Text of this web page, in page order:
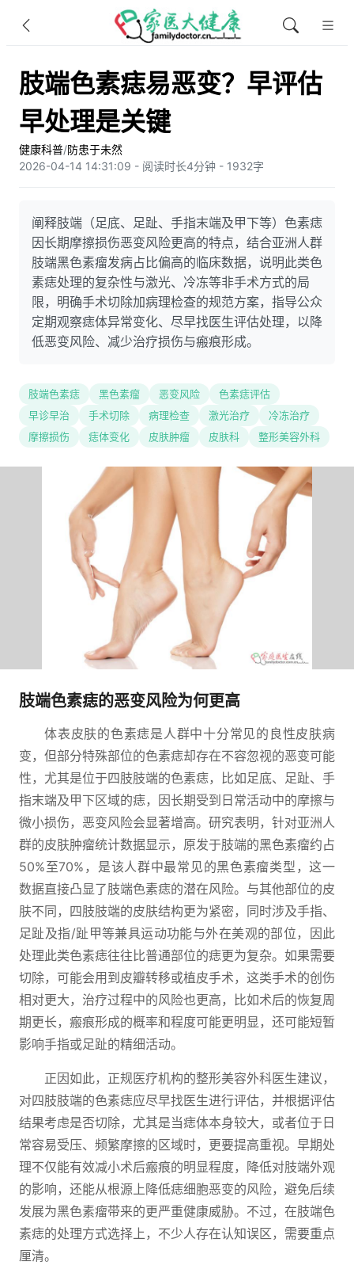
肢端色素痣易恶变？早评估
早处理是关键
健康科普/防患于未然
2026-04-14 14:31:09 - 阅读时长4分钟 - 1932字
阐释肢端（足底、足趾、手指末端及甲下等）色素痣
因长期摩擦损伤恶变风险更高的特点，结合亚洲人群
肢端黑色素瘤发病占比偏高的临床数据，说明此类色
素痣处理的复杂性与激光、冷冻等非手术方式的局
限，明确手术切除加病理检查的规范方案，指导公众
定期观察痣体异常变化、尽早找医生评估处理，以降
低恶变风险、减少治疗损伤与瘢痕形成。
肢端色素痣 黑色素瘤 恶变风险
色素痣评估
早诊早治
手术切除 病理检查 激光治疗
冷冻治疗
摩擦损伤
痣体变化 皮肤肿瘤 皮肤科 整形美容外科
肢端色素痣的恶变风险为何更高
体表皮肤的色素痣是人群中十分常见的良性皮肤病
变，但部分特殊部位的色素痣却存在不容忽视的恶变可能
性，尤其是位于四肢肢端的色素痣，比如足底、足趾、手
指末端及甲下区域的痣，因长期受到日常活动中的摩擦与
微小损伤，恶变风险会显著增高。研究表明，针对亚洲人
群的皮肤肿瘤统计数据显示，原发于肢端的黑色素瘤约占
50%至70%，是该人群中最常见的黑色素瘤类型，这一
数据直接凸显了肢端色素痣的潜在风险。与其他部位的皮
肤不同，四肢肢端的皮肤结构更为紧密，同时涉及手指、
足趾及指/趾甲等兼具运动功能与外在美观的部位，因此
处理此类色素痣往往比普通部位的痣更为复杂。如果需要
切除，可能会用到皮瓣转移或植皮手术，这类手术的创伤
相对更大，治疗过程中的风险也更高，比如术后的恢复周
期更长，瘢痕形成的概率和程度可能更明显，还可能短暂
影响手指或足趾的精细活动。
正因如此，正规医疗机构的整形美容外科医生建议，
对四肢肢端的色素痣应尽早找医生进行评估，并根据评估
结果考虑是否切除，尤其是当痣体本身较大，或者位于日
常容易受压、频繁摩擦的区域时，更要提高重视。早期处
理不仅能有效减小术后瘢痕的明显程度，降低对肢端外观
的影响，还能从根源上降低痣细胞恶变的风险，避免后续
发展为黑色素瘤带来的更严重健康威胁。不过，在肢端色
素痣的处理方式选择上，不少人存在认知误区，需要重点
厘清。